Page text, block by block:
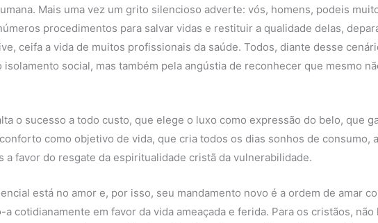
Mais uma vez um grito silencioso adverte: vós, homens, podeis
procedimentos para salvar vidas e restituir a qualidade delas,
ceifa a vida de muitos profissionais da saúde. Todos, diante desse
isolamento social, mas também pela angústia de reconhecer que mesmo
o sucesso a todo custo, que elege o luxo como expressão do belo, que
como objetivo de vida, que cria todos os dias sonhos de consumo,
a favor do resgate da espiritualidade cristã da vulnerabilidade.
está no amor e, por isso, seu mandamento novo é a ordem de amar
cotidianamente em favor da vida ameaçada e ferida. Para os cristãos,